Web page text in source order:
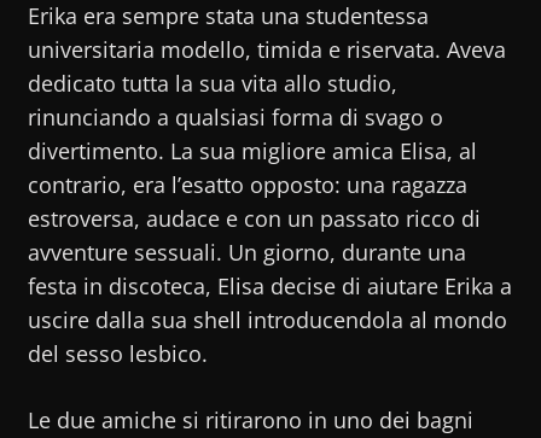
Erika era sempre stata una studentessa
universitaria modello, timida e riservata. Aveva
dedicato tutta la sua vita allo studio,
rinunciando a qualsiasi forma di svago o
divertimento. La sua migliore amica Elisa, al
contrario, era l’esatto opposto: una ragazza
estroversa, audace e con un passato ricco di
avventure sessuali. Un giorno, durante una
festa in discoteca, Elisa decise di aiutare Erika a
uscire dalla sua shell introducendola al mondo
del sesso lesbico.
Le due amiche si ritirarono in uno dei bagni